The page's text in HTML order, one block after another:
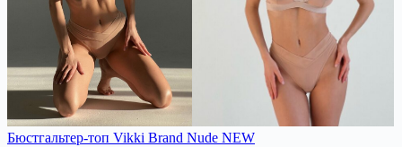
Бюстгальтер-топ Vikki Brand Nude NEW